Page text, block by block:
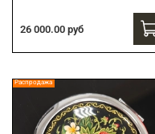
26 000.00 руб
Распродажа